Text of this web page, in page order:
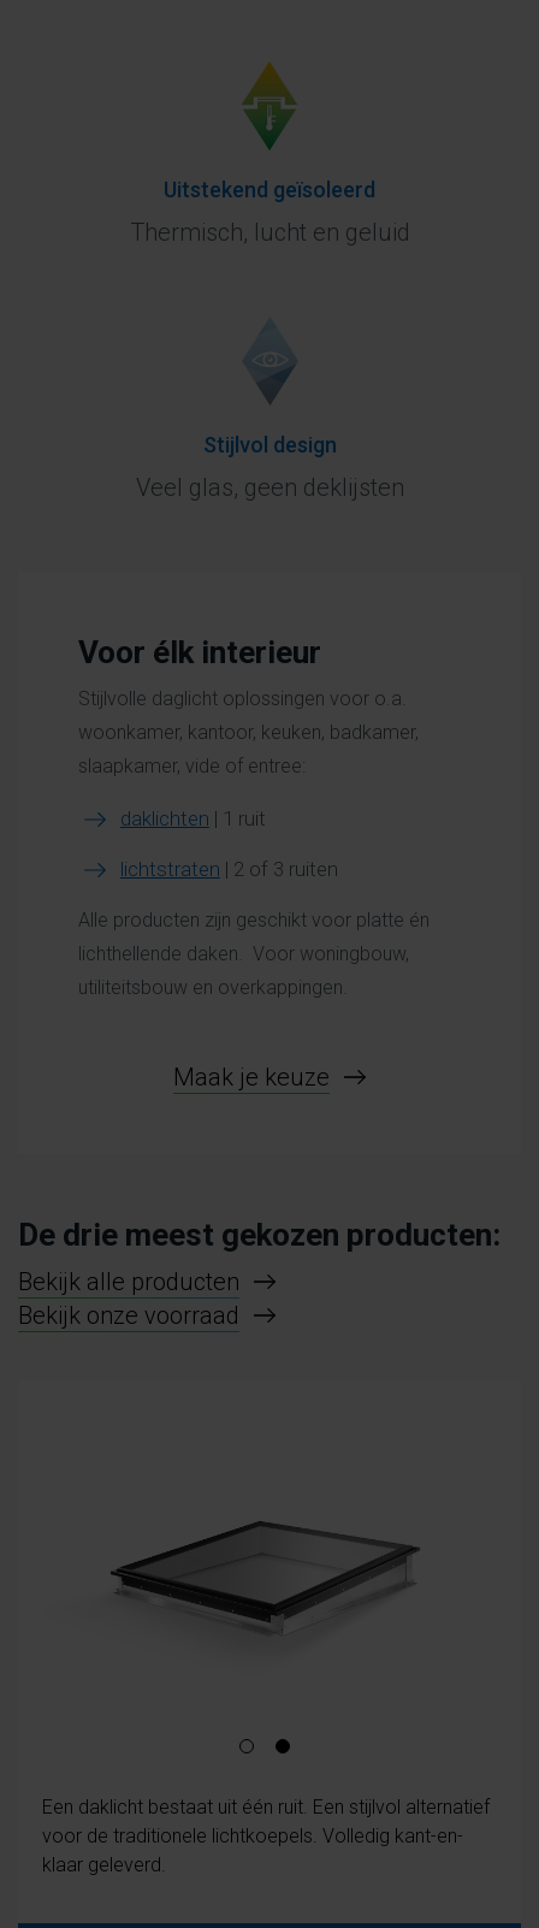
Uitstekend geïsoleerd
Thermisch, lucht en geluid
Stijlvol design
Veel glas, geen deklijsten
Voor élk interieur
Stijlvolle daglicht oplossingen voor o.a.
woonkamer, kantoor, keuken, badkamer,
slaapkamer, vide of entree:
daklichten | 1 ruit
lichtstraten | 2 of 3 ruiten
Alle producten zijn geschikt voor platte én
lichthellende daken. Voor woningbouw,
utiliteitsbouw en overkappingen.
Maak je keuze
De drie meest gekozen producten:
Bekijk alle producten
Bekijk onze voorraad
Een daklicht bestaat uit één ruit. Een stijlvol alternatief
voor de traditionele lichtkoepels. Volledig kant-en-
klaar geleverd.